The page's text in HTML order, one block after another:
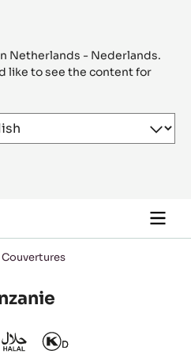
Netherlands - Nederlands.
like to see the content for
main